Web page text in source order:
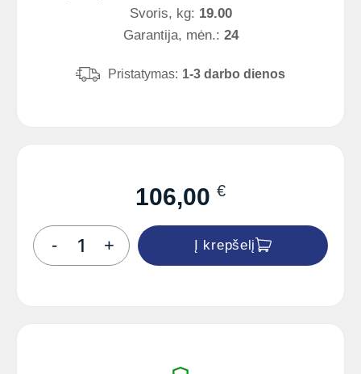
Svoris, kg: 19.00
Garantija, mėn.: 24
Pristatymas: 1-3 darbo dienos
106,00 €
-
produkto
kiekis:
Akumuliatorius
+ Į krepšelį